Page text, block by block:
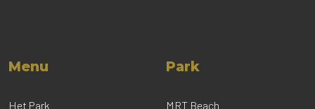
Menu
Het Park
Park
MRT Beach